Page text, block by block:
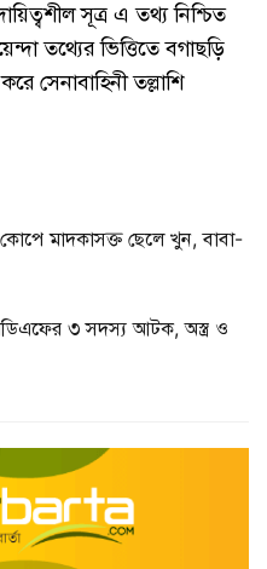
সূত্র এ তথ্য নিশ্চিত
তথ্যের ভিত্তিতে বগাছড়ি
সেনাবাহিনী তল্লাশি
কোপে মাদকাসক্ত ছেলে খুন, বাবা-
৩ সদস্য আটক, অস্ত্র ও